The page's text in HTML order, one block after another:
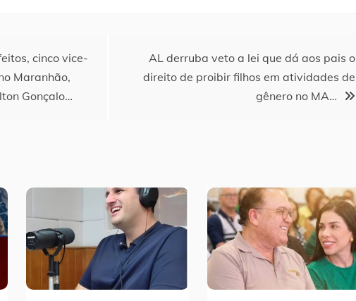
cinco vice-
Maranhão,
Gonçalo…
AL derruba veto a lei que dá aos pais o
direito de proibir filhos em atividades de
gênero no MA…